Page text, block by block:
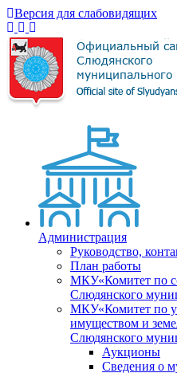
Версия для слабовидящих
Администрация
Руководство,
План работы
МКУ«Комитет по
Слюдянского
МКУ«Комитет по
имуществом и
Слюдянского
Аукционы
Сведения о